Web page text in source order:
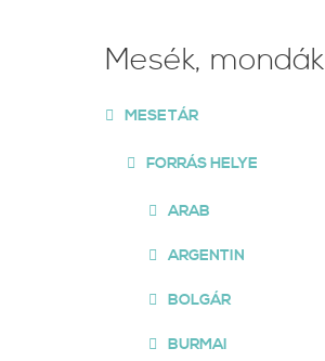
Mesék, mondák
MESETÁR
FORRÁS HELYE
ARAB
ARGENTIN
BOLGÁR
BURMAI